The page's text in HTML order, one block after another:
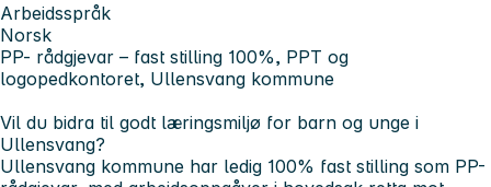
Arbeidsspråk
Norsk
PP- rådgjevar – fast stilling 100%, PPT og
logopedkontoret, Ullensvang kommune
Vil du bidra til godt læringsmiljø for barn og unge i
Ullensvang?
Ullensvang kommune har ledig 100% fast stilling som PP-